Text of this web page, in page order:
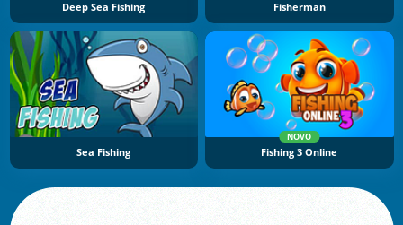
Deep Sea Fishing Fisherman
Sea Fishing
NOVO
Fishing 3 Online